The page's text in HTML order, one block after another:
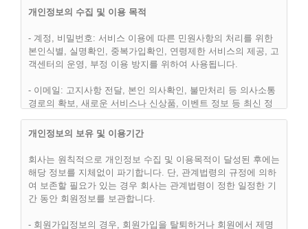
자의 권리 또는 의무 등 중요한 규정의 개정은 사전에 공지합니
다.
(2) “핫슈머(hotsumer.com)”은 합리적인 사유가 발생될 경우에
는 이 약관을 변경할 수 있으며, 약관을 변경할 경우에는 지체
없이 이를 사전에 공지합니다.
(3) 이용고객은 변경된 약관에 동의하지 않으면, 언제나 "서비
스" 이용을 중단하고, 이용계약을 해지할 수 있습니다. 약관의
효력발생일 이후의 계속적인 "서비스" 이용은 약관의 변경사항
에 대한 이용고객의 동의로 간주됩니다.
제 3 조 (약관외 준칙)
개인정보의 수집 및 이용 목적
- 계정, 비밀번호: 서비스 이용에 따른 민원사항의 처리를 위한
본인식별, 실명확인, 중복가입확인, 연령제한 서비스의 제공, 고
객센터의 운영, 부정 이용 방지를 위하여 사용됩니다.
- 이메일: 고지사항 전달, 본인 의사확인, 불만처리 등 의사소통
경로의 확보, 새로운 서비스나 신상품, 이벤트 정보 등 최신 정
인가 사용방지, 통계학적 분석에 사용됩니다.
- 그 외 선택항목: 개인맞춤서비스를 제공하기 위한 자료로 사용
됩니다.
개인정보의 보유 및 이용기간
회사는 원칙적으로 개인정보 수집 및 이용목적이 달성된 후에는
해당 정보를 지체없이 파기합니다. 단, 관계법령의 규정에 의하
여 보존할 필요가 있는 경우 회사는 관계법령이 정한 일정한 기
간 동안 회원정보를 보관합니다.
- 회원가입정보의 경우, 회원가입을 탈퇴하거나 회원에서 제명